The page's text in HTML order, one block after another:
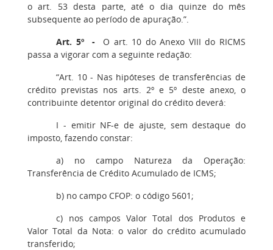
o art. 53 desta parte, até o dia quinze do mês
subsequente ao período de apuração.”.
Art. 5º - O art. 10 do Anexo VIII do RICMS
passa a vigorar com a seguinte redação:
“Art. 10 - Nas hipóteses de transferências de
crédito previstas nos arts. 2º e 5º deste anexo, o
contribuinte detentor original do crédito deverá:
I - emitir NF-e de ajuste, sem destaque do
imposto, fazendo constar:
a) no campo Natureza da Operação:
Transferência de Crédito Acumulado de ICMS;
b) no campo CFOP: o código 5601;
c) nos campos Valor Total dos Produtos e
Valor Total da Nota: o valor do crédito acumulado
transferido;